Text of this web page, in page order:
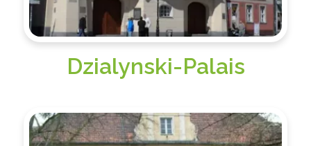
Dzialynski-Palais